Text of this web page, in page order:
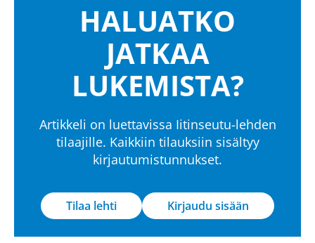
HALUATKO
JATKAA
LUKEMISTA?
Artikkeli on luettavissa Iitinseutu-lehden
tilaajille. Kaikkiin tilauksiin sisältyy
kirjautumistunnukset.
Tilaa lehti Kirjaudu sisään